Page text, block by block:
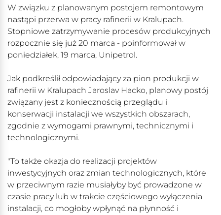
W związku z planowanym postojem remontowym
nastąpi przerwa w pracy rafinerii w Kralupach.
Stopniowe zatrzymywanie procesów produkcyjnych
rozpocznie się już 20 marca - poinformował w
poniedziałek, 19 marca, Unipetrol.
Jak podkreślił odpowiadający za pion produkcji w
rafinerii w Kralupach Jaroslav Hacko, planowy postój
związany jest z koniecznością przeglądu i
konserwacji instalacji we wszystkich obszarach,
zgodnie z wymogami prawnymi, technicznymi i
technologicznymi.
"To także okazja do realizacji projektów
inwestycyjnych oraz zmian technologicznych, które
w przeciwnym razie musiałyby być prowadzone w
czasie pracy lub w trakcie częściowego wyłączenia
instalacji, co mogłoby wpłynąć na płynność i